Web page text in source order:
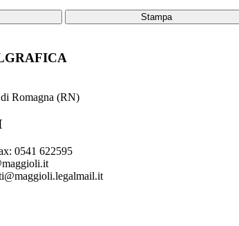
Stampa
Romagna (RN)
0541 622595